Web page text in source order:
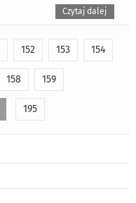
Czytaj dalej
152 153 154
158 159
195